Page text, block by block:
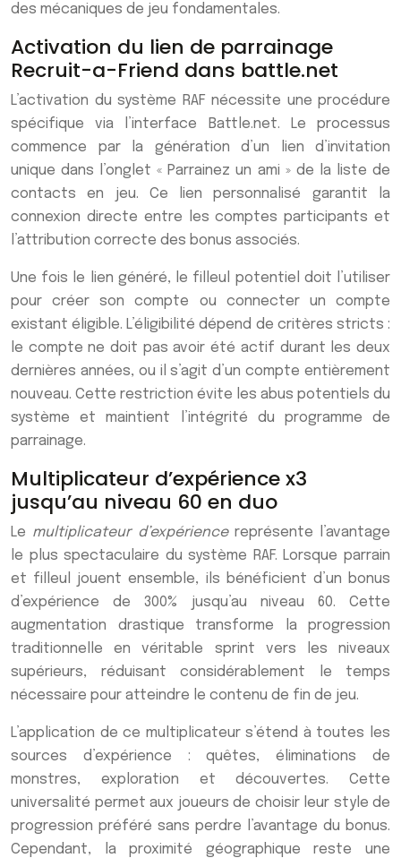
des mécaniques de jeu fondamentales.
Activation du lien de parrainage
Recruit-a-Friend dans battle.net
L’activation du système RAF nécessite une procédure
spécifique via l’interface Battle.net. Le processus
commence par la génération d’un lien d’invitation
unique dans l’onglet « Parrainez un ami » de la liste de
contacts en jeu. Ce lien personnalisé garantit la
connexion directe entre les comptes participants et
l’attribution correcte des bonus associés.
Une fois le lien généré, le filleul potentiel doit l’utiliser
pour créer son compte ou connecter un compte
existant éligible. L’éligibilité dépend de critères stricts :
le compte ne doit pas avoir été actif durant les deux
dernières années, ou il s’agit d’un compte entièrement
nouveau. Cette restriction évite les abus potentiels du
système et maintient l’intégrité du programme de
parrainage.
Multiplicateur d’expérience x3
jusqu’au niveau 60 en duo
Le multiplicateur d’expériencereprésente l’avantage
le plus spectaculaire du système RAF. Lorsque parrain
et filleul jouent ensemble, ils bénéficient d’un bonus
d’expérience de 300% jusqu’au niveau 60. Cette
augmentation drastique transforme la progression
traditionnelle en véritable sprint vers les niveaux
supérieurs, réduisant considérablement le temps
nécessaire pour atteindre le contenu de fin de jeu.
L’application de ce multiplicateur s’étend à toutes les
sources d’expérience : quêtes, éliminations de
monstres, exploration et découvertes. Cette
universalité permet aux joueurs de choisir leur style de
progression préféré sans perdre l’avantage du bonus.
Cependant, la proximité géographique reste une